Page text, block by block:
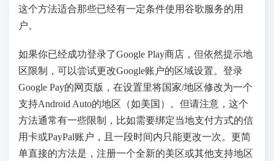
这个方法适合那些已经有一定条件使用谷歌服务的用
户。
如果你已经成功登录了Google Play商店，但依然提示地
区限制，可以尝试更改Google账户的区域设置。登录
Google Pay的网页版，在设置里将国家/地区修改为一个
支持Android Auto的地区（如美国）。但请注意，这个
方法通常有一些限制，比如需要绑定当地支付方式的信
用卡或PayPal账户，且一段时间内只能更改一次。更简
单直接的方法是，注册一个全新的美区或其他支持地区